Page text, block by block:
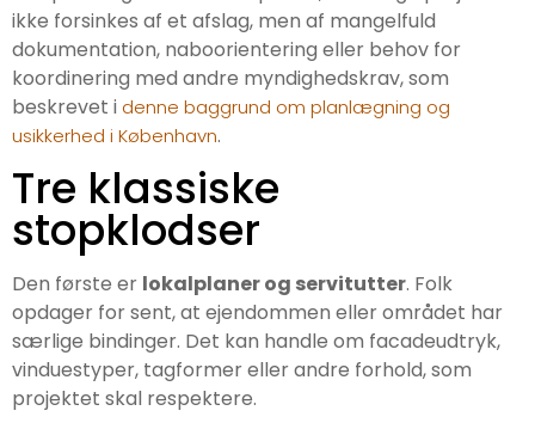
ikke forsinkes af et afslag, men af mangelfuld
dokumentation, naboorientering eller behov for
koordinering med andre myndighedskrav, som
beskrevet i denne baggrund om planlægning og
usikkerhed i København.
Tre klassiske
stopklodser
Den første er lokalplaner og servitutter. Folk
opdager for sent, at ejendommen eller området har
særlige bindinger. Det kan handle om facadeudtryk,
vinduestyper, tagformer eller andre forhold, som
projektet skal respektere.